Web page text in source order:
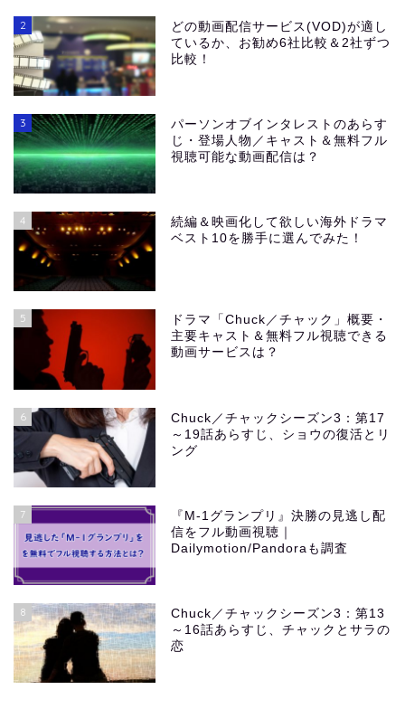
2
どの動画配信サービス(VOD)が適し
ているか、お勧め6社比較＆2社ずつ
比較！
3
パーソンオブインタレストのあらす
じ・登場人物／キャスト＆無料フル
視聴可能な動画配信は？
4
続編＆映画化して欲しい海外ドラマ
ベスト10を勝手に選んでみた！
5
ドラマ「Chuck／チャック」概要・
主要キャスト＆無料フル視聴できる
動画サービスは？
6
Chuck／チャックシーズン3：第17
～19話あらすじ、ショウの復活とリ
ング
7
『M-1グランプリ』決勝の見逃し配
信をフル動画視聴｜
Dailymotion/Pandoraも調査
8
Chuck／チャックシーズン3：第13
～16話あらすじ、チャックとサラの
恋